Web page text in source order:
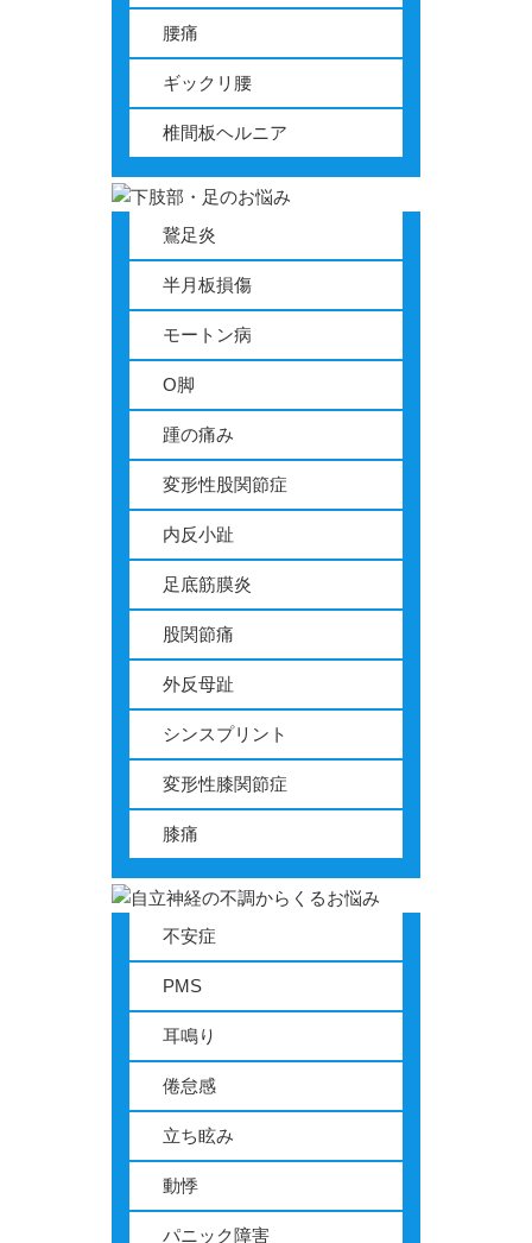
腰痛
ギックリ腰
椎間板ヘルニア
鵞足炎
半月板損傷
モートン病
O脚
踵の痛み
変形性股関節症
内反小趾
足底筋膜炎
股関節痛
外反母趾
シンスプリント
変形性膝関節症
膝痛
不安症
PMS
耳鳴り
倦怠感
立ち眩み
動悸
パニック障害